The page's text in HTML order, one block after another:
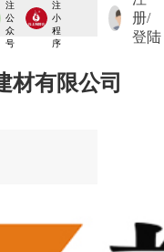
注
公
众
号
注
小
程
序
册/
登陆
材有限公司